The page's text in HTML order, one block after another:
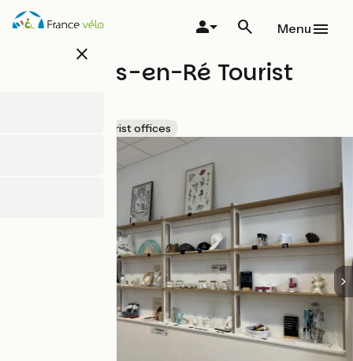
Overslaan
en
close
Menu
Les Portes-en-Ré Tourist
Tourist offices